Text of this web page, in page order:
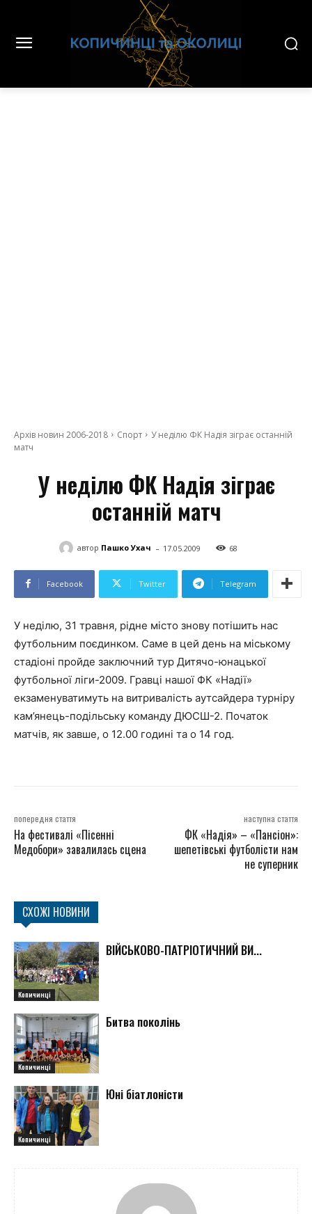
Архів новин 2006-2018 Спорт
У неділю ФК Надія зіграє останній
матч
У неділю ФК Надія зіграє
останній матч
автор Пашко Ухач - 17.05.2009 68
Facebook Twitter Telegram
У неділю, 31 травня, рідне місто знову потішить нас
футбольним поєдинком. Саме в цей день на міському
стадіоні пройде заключний тур Дитячо-юнацької
футбольної ліги-2009. Гравці нашої ФК «Надії»
екзаменуватимуть на витривалість аутсайдера турніру
кам’янець-подільську команду ДЮСШ-2. Початок
матчів, як завше, о 12.00 годині та о 14 год.
попередня стаття
На фестивалі «Пісенні
Медобори» завалилась сцена
наступна стаття
ФК «Надія» – «Пансіон»:
шепетівські футболісти нам
не суперник
СХОЖІ НОВИНИ
Копичинці
ВІЙСЬКОВО-ПАТРІОТИЧНИЙ ВИ...
Копичинці
Битва поколінь
Копичинці
Юні біатлоністи